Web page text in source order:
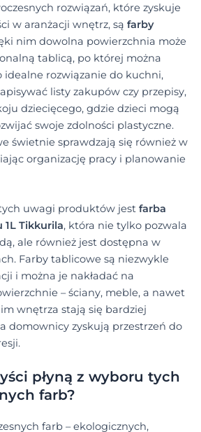
rozwiązań, które zyskuje
w aranżacji wnętrz, są farby
nim dowolna powierzchnia może
tablicą, po której można
idealne rozwiązanie do kuchni,
listy zakupów czy przepisy,
dziecięcego, gdzie dzieci mogą
swoje zdolności plastyczne.
świetnie sprawdzają się również w
organizację pracy i planowanie
uwagi produktów jest farba
Tikkurila, która nie tylko pozwala
ale również jest dostępna w
Farby tablicowe są niezwykle
i można je nakładać na
– ściany, meble, a nawet
wnętrza stają się bardziej
domownicy zyskują przestrzeń do
płyną z wyboru tych
farb?
farb – ekologicznych,